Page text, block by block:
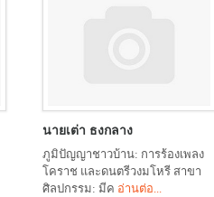
นายเต่า ธงกลาง
ภูมิปัญญาชาวบ้าน: การร้องเพลง
โคราช และดนตรีวงมโหรี สาขา
ศิลปกรรม: มีค อ่านต่อ...